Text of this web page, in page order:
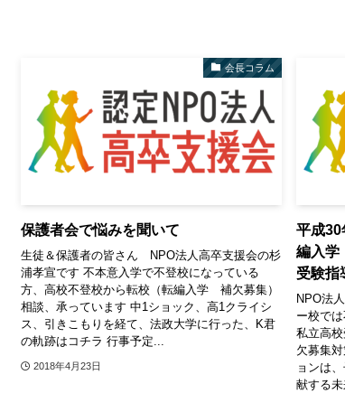
会長コラム
保護者会で悩みを聞いて
生徒＆保護者の皆さん NPO法人高卒支援会の杉
浦孝宣です 不本意入学で不登校になっている
方、高校不登校から転校（転編入学 補欠募集）
相談、承っています 中1ショック、高1クライシ
ス、引きこもりを経て、法政大学に行った、K君
の軌跡はコチラ 行事予定...
2018年4月23日
平成
編入学
受験指
NPO法
ー校で
私立高
欠募集
ョンは
献する